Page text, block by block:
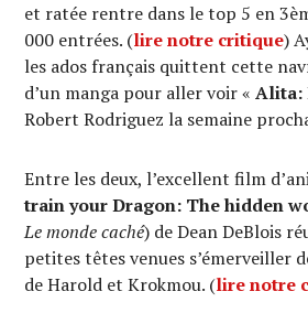
et ratée rentre dans le top 5 en
000 entrées. (lire notre critique)
les ados français quittent cette
d’un manga pour aller voir «Alita:
Robert Rodriguez la semaine
Entre les deux, l’excellent film
train your Dragon: The hidden
Le monde caché) de Dean DeBlois
petites têtes venues s’émerveiller
de Harold et Krokmou. (lire notre